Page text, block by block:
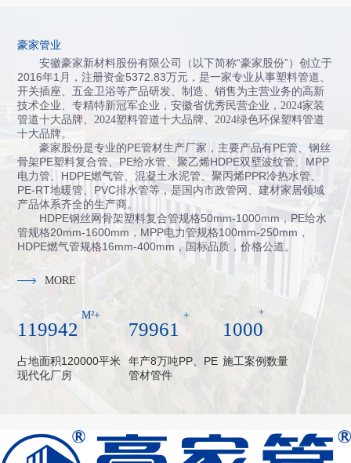
豪家管业
安徽豪家新材料股份有限公司（以下简称“豪家股份”）创立于
2016年1月，注册资金5372.83万元，是一家专业从事塑料管道、
开关插座、五金卫浴等产品研发、制造、销售为主营业务的高新
技术企业、专精特新冠军企业，安徽省优秀民营企业， 2024家装
管道十大品牌
2024塑料管道十大品牌 2024绿色环保塑料管道
十大品牌 。
豪家股份是专业的PE管材生产厂家，主要产品有PE管、钢丝
骨架PE塑料复合管、PE给水管、聚乙烯HDPE双壁波纹管、MPP
电力管、HDPE燃气管、混凝土水泥管、聚丙烯PPR冷热水管、
PE-RT地暖管、PVC排水管等，是国内市政管网、建材家居领域
产品体系齐全的生产商。
HDPE钢丝网骨架塑料复合管规格50mm-1000mm，PE给水
管规格20mm-1600mm，MPP电力管规格100mm-250mm，
HDPE燃气管规格16mm-400mm，国标品质，价格公道。
MORE
120000
M²+
占地面积120000平米
现代化厂房
80000
+
年产8万吨PP、PE
管材管件
1000
+
施工案例数量